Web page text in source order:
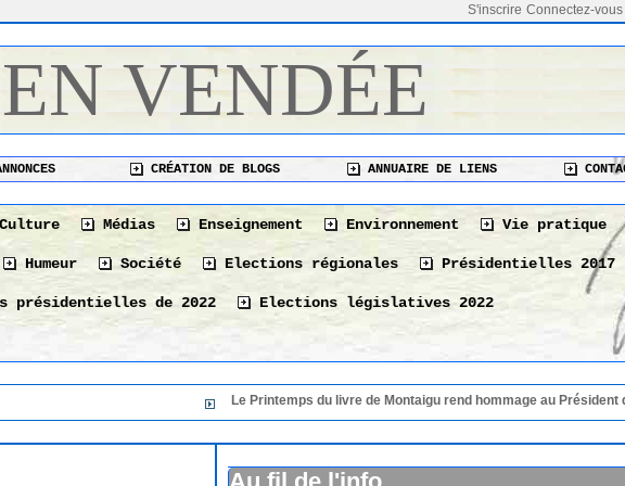
Connectez-vous
S'inscrire
VENDÉE
CRÉATION DE BLOGS ANNUAIRE DE LIENS
Culture Médias Enseignement Environnement Vie pratique
Humeur Société Elections régionales Présidentielles 2017
présidentielles de 2022 Elections législatives 2022
Le Printemps du livre de Montaigu rend hommage au Président de sa 36 éme
Le Printemps du livre de Montaigu rend hommage
36 éme édition
Le 10 août à La Tranche-sur-Mer « Les bonnes